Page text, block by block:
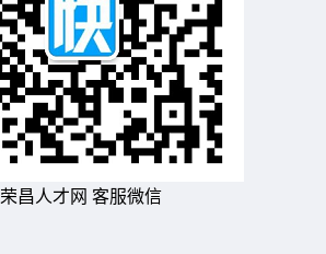
荣昌人才网 客服微信